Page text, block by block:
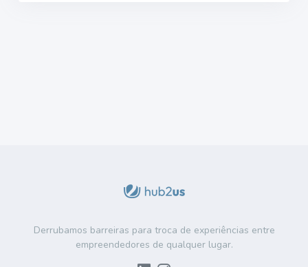
Derrubamos barreiras para troca de experiências entre
empreendedores de qualquer lugar.